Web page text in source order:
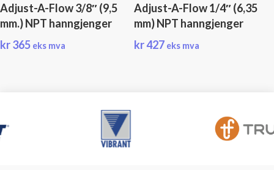
Adjust-A-Flow 3/8″ (9,5
mm.) NPT hanngjenger
kr365 eks mva
Adjust-A-Flow 1/4″ (6,35
mm) NPT hanngjenger
kr427 eks mva